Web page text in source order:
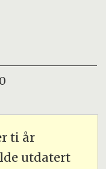
ti år
utdatert